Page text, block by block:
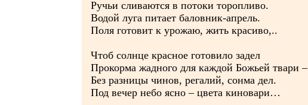
Ручьи сливаются в потоки торопливо.
Водой луга питает баловник-апрель.
Поля готовит к урожаю, жить красиво,..
Чтоб солнце красное готовило задел
Прокорма жадного для каждой Божьей твари –
Без разницы чинов, регалий, сонма дел.
Под вечер небо ясно – цвета киновари…